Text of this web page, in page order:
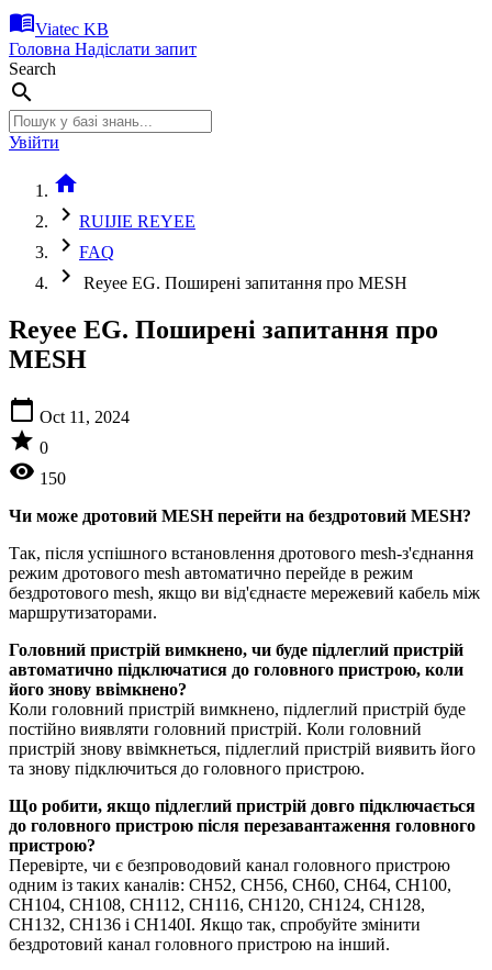
menu_bookViatec KB
Головна Надіслати запит
Search
search
Увійти
home
chevron_right RUIJIE REYEE
chevron_right FAQ
chevron_right Reyee EG. Поширені запитання про MESH
Reyee EG. Поширені запитання про
MESH
calendar_today Oct 11, 2024
star 0
visibility 150
Чи може дротовий MESH перейти на бездротовий MESH?
Так, після успішного встановлення дротового mesh-з'єднання
режим дротового mesh автоматично перейде в режим
бездротового mesh, якщо ви від'єднаєте мережевий кабель між
маршрутизаторами.
Головний пристрій вимкнено, чи буде підлеглий пристрій
автоматично підключатися до головного пристрою, коли
його знову ввімкнено?
Коли головний пристрій вимкнено, підлеглий пристрій буде
постійно виявляти головний пристрій. Коли головний
пристрій знову ввімкнеться, підлеглий пристрій виявить його
та знову підключиться до головного пристрою.
Що робити, якщо підлеглий пристрій довго підключається
до головного пристрою після перезавантаження головного
пристрою?
Перевірте, чи є безпроводовий канал головного пристрою
одним із таких каналів: CH52, CH56, CH60, CH64, CH100,
CH104, CH108, CH112, CH116, CH120, CH124, CH128,
CH132, CH136 і CH140I. Якщо так, спробуйте змінити
бездротовий канал головного пристрою на інший.